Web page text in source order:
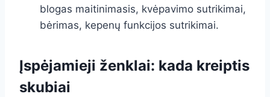
blogas maitinimasis, kvėpavimo sutrikimai,
bėrimas, kepenų funkcijos sutrikimai.
Įspėjamieji ženklai: kada kreiptis
skubiai